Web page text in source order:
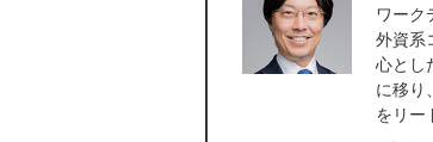
ワーク
外資系
心とし
に移り
をリー